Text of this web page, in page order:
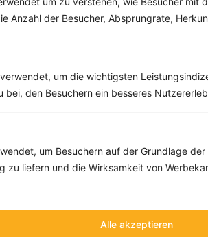
Anzahl der Besucher, Absprungrate,
um die wichtigsten
bei, den Besuchern ein besseres
um Besuchern auf der Grundlage
zu liefern und die Wirksamkeit von
Alle akzeptieren
Fett:14 g
Eiweiß:21 g
‹
Fett:11 g
Eiweiß:54 g